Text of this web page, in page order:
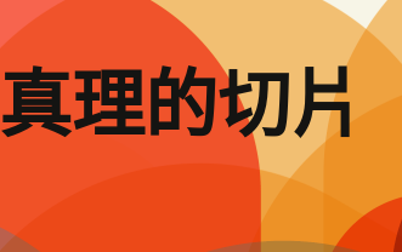
真理的切片